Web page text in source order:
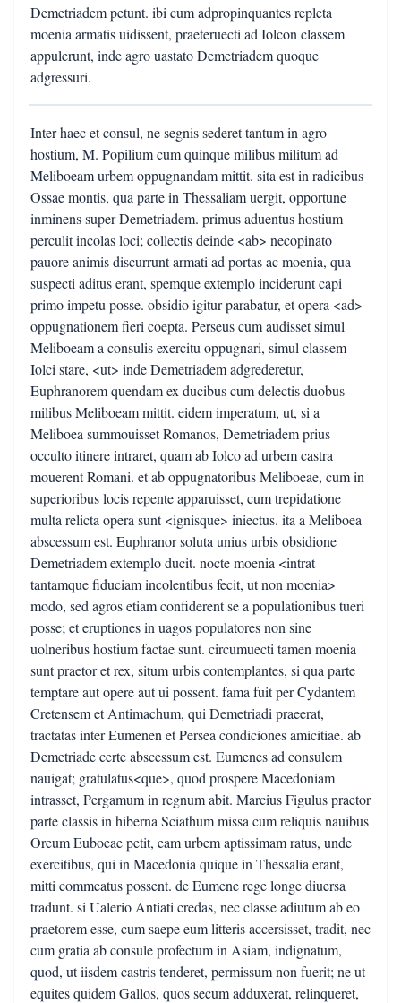
Demetriadem petunt. ibi cum adpropinquantes repleta
moenia armatis uidissent, praeteruecti ad Iolcon classem
appulerunt, inde agro uastato Demetriadem quoque
adgressuri.
Inter haec et consul, ne segnis sederet tantum in agro
hostium, M. Popilium cum quinque milibus militum ad
Meliboeam urbem oppugnandam mittit. sita est in radicibus
Ossae montis, qua parte in Thessaliam uergit, opportune
inminens super Demetriadem. primus aduentus hostium
perculit incolas loci; collectis deinde <ab> necopinato
pauore animis discurrunt armati ad portas ac moenia, qua
suspecti aditus erant, spemque extemplo inciderunt capi
primo impetu posse. obsidio igitur parabatur, et opera <ad>
oppugnationem fieri coepta. Perseus cum audisset simul
Meliboeam a consulis exercitu oppugnari, simul classem
Iolci stare, <ut> inde Demetriadem adgrederetur,
Euphranorem quendam ex ducibus cum delectis duobus
milibus Meliboeam mittit. eidem imperatum, ut, si a
Meliboea summouisset Romanos, Demetriadem prius
occulto itinere intraret, quam ab Iolco ad urbem castra
mouerent Romani. et ab oppugnatoribus Meliboeae, cum in
superioribus locis repente apparuisset, cum trepidatione
multa relicta opera sunt <ignisque> iniectus. ita a Meliboea
abscessum est. Euphranor soluta unius urbis obsidione
Demetriadem extemplo ducit. nocte moenia <intrat
tantamque fiduciam incolentibus fecit, ut non moenia>
modo, sed agros etiam confiderent se a populationibus tueri
posse; et eruptiones in uagos populatores non sine
uolneribus hostium factae sunt. circumuecti tamen moenia
sunt praetor et rex, situm urbis contemplantes, si qua parte
temptare aut opere aut ui possent. fama fuit per Cydantem
Cretensem et Antimachum, qui Demetriadi praeerat,
tractatas inter Eumenen et Persea condiciones amicitiae. ab
Demetriade certe abscessum est. Eumenes ad consulem
nauigat; gratulatus<que>, quod prospere Macedoniam
intrasset, Pergamum in regnum abit. Marcius Figulus praetor
parte classis in hiberna Sciathum missa cum reliquis nauibus
Oreum Euboeae petit, eam urbem aptissimam ratus, unde
exercitibus, qui in Macedonia quique in Thessalia erant,
mitti commeatus possent. de Eumene rege longe diuersa
tradunt. si Ualerio Antiati credas, nec classe adiutum ab eo
praetorem esse, cum saepe eum litteris accersisset, tradit, nec
cum gratia ab consule profectum in Asiam, indignatum,
quod, ut iisdem castris tenderet, permissum non fuerit; ne ut
equites quidem Gallos, quos secum adduxerat, relinqueret,